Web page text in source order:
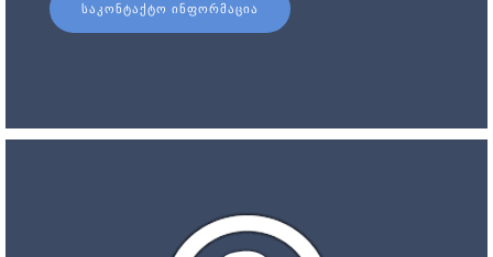
ᲡᲐᲙᲝᲜᲢᲐᲥᲢᲝ ᲘᲜᲤᲝᲠᲛᲐᲪᲘᲐ